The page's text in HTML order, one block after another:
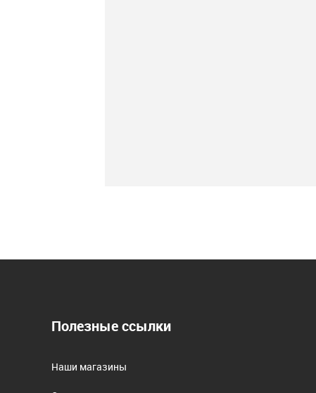
Полезные ссылки
Наши магазины